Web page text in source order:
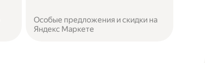
Особые предложения и скидки на
Яндекс Маркете